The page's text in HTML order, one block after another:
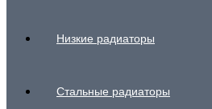
Низкие радиаторы
Стальные радиаторы